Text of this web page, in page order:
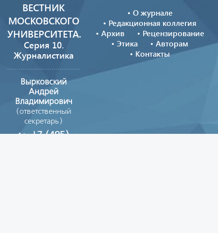
ВЕСТНИК
МОСКОВСКОГО
УНИВЕРСИТЕТА.
Серия 10.
Журналистика
Вырковский
Андрей
Владимирович
(ответственный
секретарь)
+7 (495)
О журнале
Редакционная коллегия
Архив
Рецензирование
Этика
Авторам
Контакты